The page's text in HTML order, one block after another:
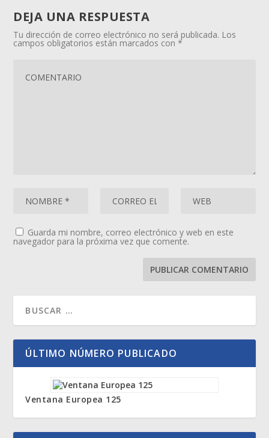
DEJA UNA RESPUESTA
Tu dirección de correo electrónico no será publicada. Los
campos obligatorios están marcados con*
Guarda mi nombre, correo electrónico y web en este
navegador para la próxima vez que comente.
ÚLTIMO NÚMERO PUBLICADO
Ventana Europea 125